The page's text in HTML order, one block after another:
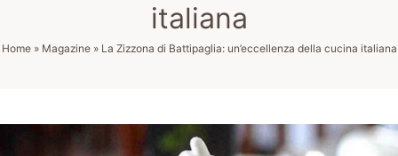
italiana
Home» Magazine» La Zizzona di Battipaglia: un’eccellenza della cucina italiana